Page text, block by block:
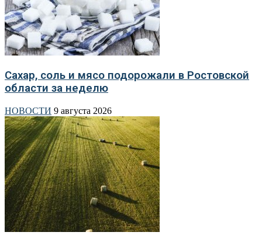
Сахар, соль и мясо подорожали в Ростовской
области за неделю
НОВОСТИ 9 августа 2026